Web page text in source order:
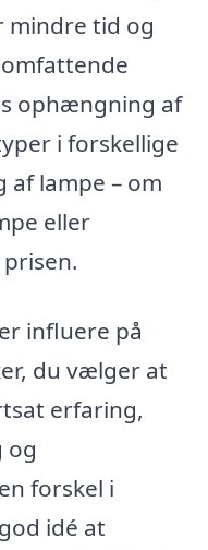
tid og
ophængning af
i forskellige
af lampe – om
eller
influere på
du vælger at
erfaring,
og
forskel i
idé at